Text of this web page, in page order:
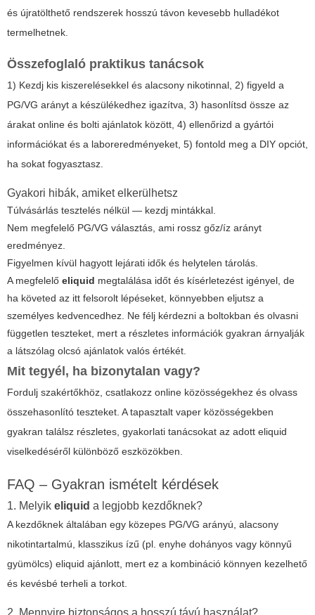
és újratölthető rendszerek hosszú távon kevesebb hulladékot
termelhetnek.
Összefoglaló praktikus tanácsok
1) Kezdj kis kiszerelésekkel és alacsony nikotinnal, 2) figyeld a
PG/VG arányt a készülékedhez igazítva, 3) hasonlítsd össze az
árakat online és bolti ajánlatok között, 4) ellenőrizd a gyártói
információkat és a laboreredményeket, 5) fontold meg a DIY opciót,
ha sokat fogyasztasz.
Gyakori hibák, amiket elkerülhetsz
Túlvásárlás tesztelés nélkül — kezdj mintákkal.
Nem megfelelő PG/VG választás, ami rossz gőz/íz arányt
eredményez.
Figyelmen kívül hagyott lejárati idők és helytelen tárolás.
A megfelelő eliquid megtalálása időt és kísérletezést igényel, de
ha követed az itt felsorolt lépéseket, könnyebben eljutsz a
személyes kedvencedhez. Ne félj kérdezni a boltokban és olvasni
független teszteket, mert a részletes információk gyakran árnyalják
a látszólag olcsó ajánlatok valós értékét.
Mit tegyél, ha bizonytalan vagy?
Fordulj szakértőkhöz, csatlakozz online közösségekhez és olvass
összehasonlító teszteket. A tapasztalt vaper közösségekben
gyakran találsz részletes, gyakorlati tanácsokat az adott eliquid
viselkedéséről különböző eszközökben.
FAQ – Gyakran ismételt kérdések
1. Melyik eliquid a legjobb kezdőknek?
A kezdőknek általában egy közepes PG/VG arányú, alacsony
nikotintartalmú, klasszikus ízű (pl. enyhe dohányos vagy könnyű
gyümölcs) eliquid ajánlott, mert ez a kombináció könnyen kezelhető
és kevésbé terheli a torkot.